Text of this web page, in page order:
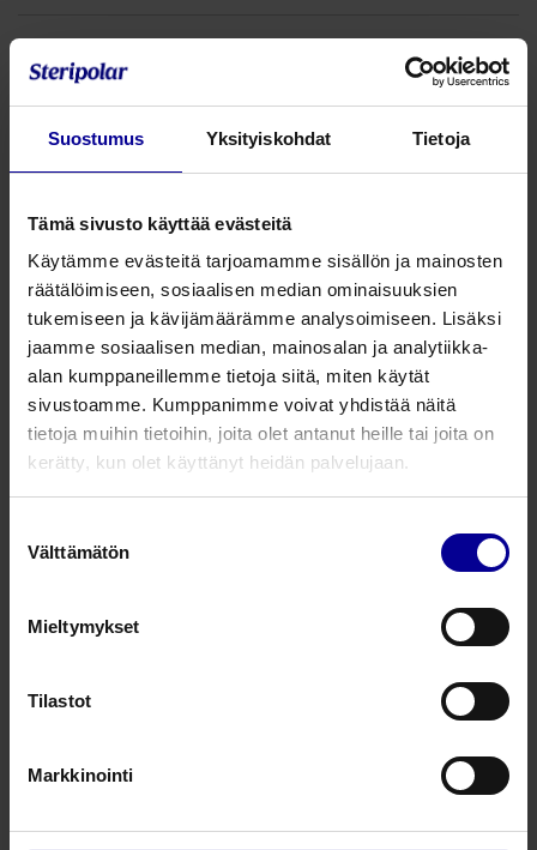
Suostumus Yksityiskohdat Tietoja
Tämä sivusto käyttää evästeitä
Käytämme evästeitä tarjoamamme sisällön ja mainosten
räätälöimiseen, sosiaalisen median ominaisuuksien
tukemiseen ja kävijämäärämme analysoimiseen. Lisäksi
jaamme sosiaalisen median, mainosalan ja analytiikka-
alan kumppaneillemme tietoja siitä, miten käytät
sivustoamme. Kumppanimme voivat yhdistää näitä
tietoja muihin tietoihin, joita olet antanut heille tai joita on
kerätty, kun olet käyttänyt heidän palvelujaan.
valinta
Välttämätön
Mieltymykset
Tilastot
Markkinointi
haavasidos - 10 x 20 cm
Tuotenumero: P110020010
saatavilla
10 x 20 cm
10 kpl
44,53€
alv 25.5%
Curea P1 runsaasti-imevä
haavasidos - 10 x 30 cm
Tuotenumero: P110030010